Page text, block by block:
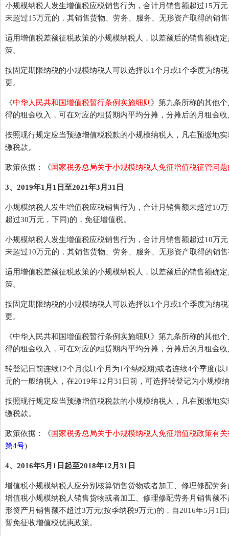
小规模纳税人发生增值税应税销售行为，合计月销售额超过15万
未超过15万元的，其销售货物、劳务、服务、无形资产取得的销
适用增值税差额征税政策的小规模纳税人，以差额后的销售额确
策。
按固定期限纳税的小规模纳税人可以选择以1个月或1个季度为纳
更。
《中华人民共和国增值税暂行条例实施细则 》第九条所称的其他
得的租金收入，可在对应的租赁期内平均分摊，分摊后的月租金
按照现行规定应当预缴增值税税款的小规模纳税人，凡在预缴地
缴税款。
政策依据：《 国家税务总局关于小规模纳税人免征增值税征管问
3、2019年1月1日至2021年3月31日
小规模纳税人发生增值税应税销售行为，合计月销售额未超过10
超过30万元，下同)的，免征增值税。
小规模纳税人发生增值税应税销售行为，合计月销售额超过10万
未超过10万元的，其销售货物、劳务、服务、无形资产取得的销
适用增值税差额征税政策的小规模纳税人，以差额后的销售额确
策。
按固定期限纳税的小规模纳税人可以选择以1个月或1个季度为纳
更。
《中华人民共和国增值税暂行条例实施细则》第九条所称的其他
得的租金收入，可在对应的租赁期内平均分摊，分摊后的月租金
转登记日前连续12个月(以1个月为1个纳税期)或者连续4个季度(
元的一般纳税人，在2019年12月31日前，可选择转登记为小规模
按照现行规定应当预缴增值税税款的小规模纳税人，凡在预缴地
缴税款。
政策依据：《 国家税务总局关于小规模纳税人免征增值税政策有
第4号)
4、2016年5月1日起至2018年12月31日
增值税小规模纳税人应分别核算销售货物或者加工、修理修配劳
增值税小规模纳税人销售货物或者加工、修理修配劳务月销售额
形资产月销售额不超过3万元(按季纳税9万元)的，自2016年5月1
暂免征收增值税优惠政策。